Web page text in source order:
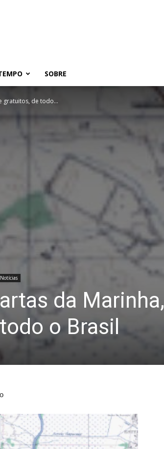
SOBRE
gratuitos, de todo...
Notícias
da Marinha,
o Brasil